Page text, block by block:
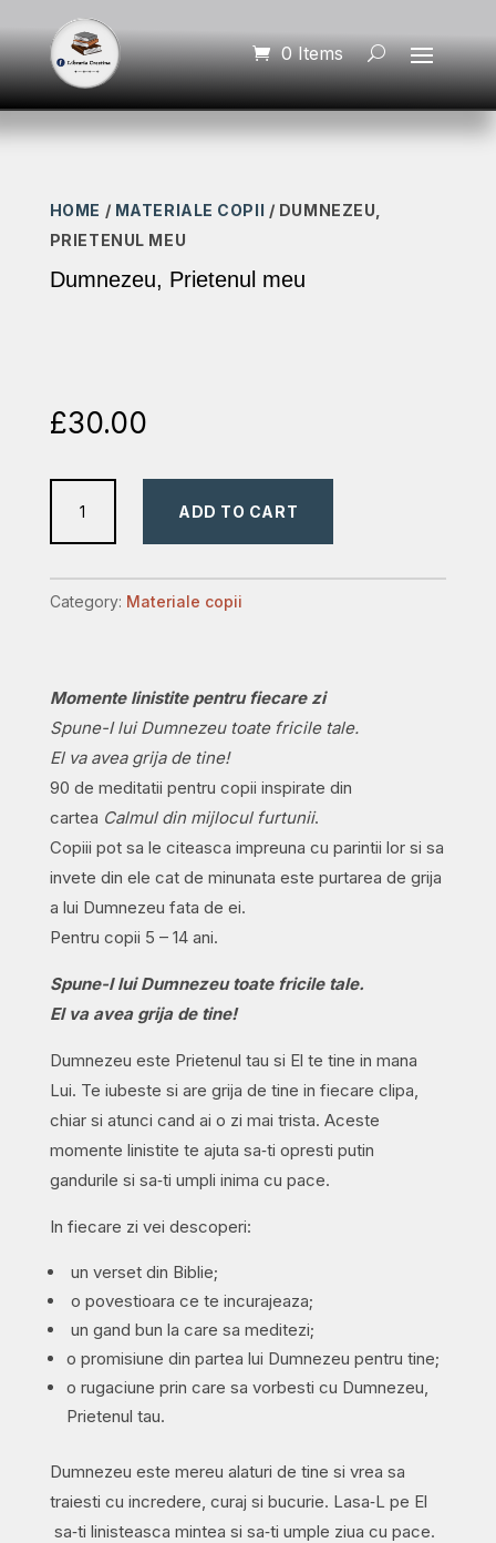
0 Items
HOME / MATERIALE COPII / DUMNEZEU,
PRIETENUL MEU
Dumnezeu, Prietenul meu
£30.00
Prietenul
quantity
ADD TO CART
Category: Materiale copii
Momente linistite pentru fiecare zi
Spune-I lui Dumnezeu toate fricile tale.
El va avea grija de tine!
90 de meditatii pentru copii inspirate din
cartea Calmul din mijlocul furtunii.
Copiii pot sa le citeasca impreuna cu parintii lor si sa
invete din ele cat de minunata este purtarea de grija
a lui Dumnezeu fata de ei.
Pentru copii 5 – 14 ani.
Spune-I lui Dumnezeu toate fricile tale.
El va avea grija de tine!
Dumnezeu este Prietenul tau si El te tine in mana
Lui. Te iubeste si are grija de tine in fiecare clipa,
chiar si atunci cand ai o zi mai trista. Aceste
momente linistite te ajuta sa‑ti opresti putin
gandurile si sa‑ti umpli inima cu pace.
In fiecare zi vei descoperi:
un verset din Biblie;
o povestioara ce te incurajeaza;
un gand bun la care sa meditezi;
o promisiune din partea lui Dumnezeu pentru tine;
o rugaciune prin care sa vorbesti cu Dumnezeu,
Prietenul tau.
Dumnezeu este mereu alaturi de tine si vrea sa
traiesti cu incredere, curaj si bucurie. Lasa‑L pe El
sa‑ti linisteasca mintea si sa‑ti umple ziua cu pace.